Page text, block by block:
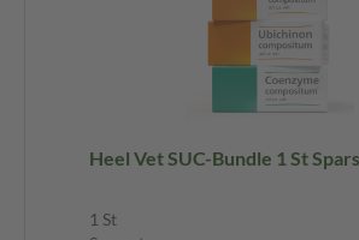
Heel Vet SUC-Bundle 1 St
1 St